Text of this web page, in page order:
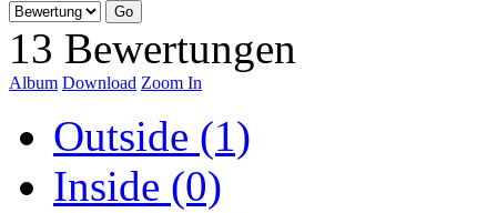
13 Bewertungen
Album Download Zoom In
Outside (1)
Inside (0)